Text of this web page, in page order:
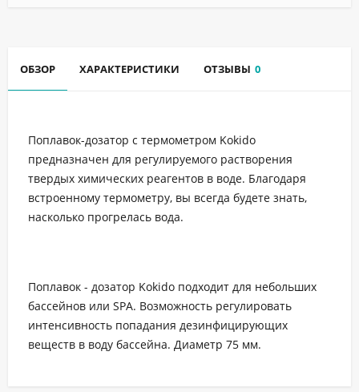
ОБЗОР ХАРАКТЕРИСТИКИ ОТЗЫВЫ 0
Поплавок-дозатор с термометром Kokido
предназначен для регулируемого растворения
твердых химических реагентов в воде. Благодаря
встроенному термометру, вы всегда будете знать,
насколько прогрелась вода.
Поплавок - дозатор Kokido подходит для небольших
бассейнов или SPA. Возможность регулировать
интенсивность попадания дезинфицирующих
веществ в воду бассейна. Диаметр 75 мм.